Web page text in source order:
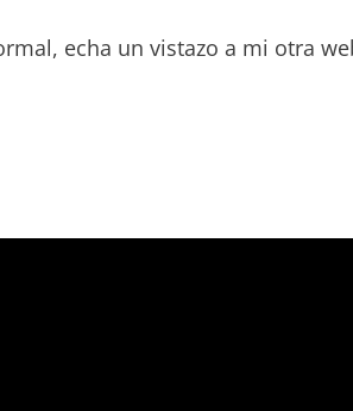
echa un vistazo a mi otra